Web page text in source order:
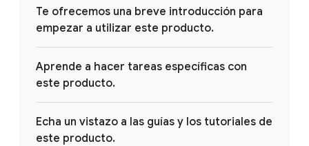
Te ofrecemos una breve introducción para
empezar a utilizar este producto.
Aprende a hacer tareas específicas con
este producto.
Echa un vistazo a las guías y los tutoriales de
este producto.